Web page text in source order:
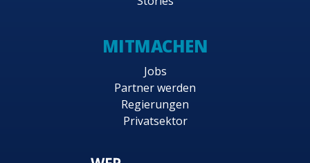
MITMACHEN
Jobs
Partner werden
Regierungen
Privatsektor